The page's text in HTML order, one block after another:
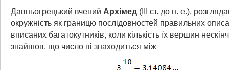
Давньогрецький вчений Архімед (III ст. до н. е.),
окружність як границю послідовностей правильних
вписаних багатокутників, коли кількість їх вершин
знайшов, що число пі знаходиться між